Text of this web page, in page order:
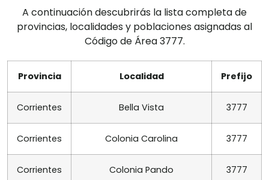
A continuación descubrirás la lista completa de
provincias, localidades y poblaciones asignadas al
Código de Área 3777.
Provincia Localidad Prefijo
Corrientes Bella Vista 3777
Corrientes Colonia Carolina 3777
Corrientes Colonia Pando 3777